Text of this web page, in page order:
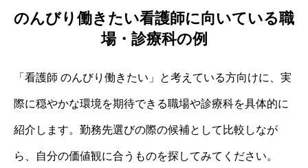
のんびり働きたい看護師に向いている職
場・診療科の例
「看護師 のんびり働きたい」と考えている方向けに、実
際に穏やかな環境を期待できる職場や診療科を具体的に
紹介します。勤務先選びの際の候補として比較しなが
ら、自分の価値観に合うものを探してみてください。